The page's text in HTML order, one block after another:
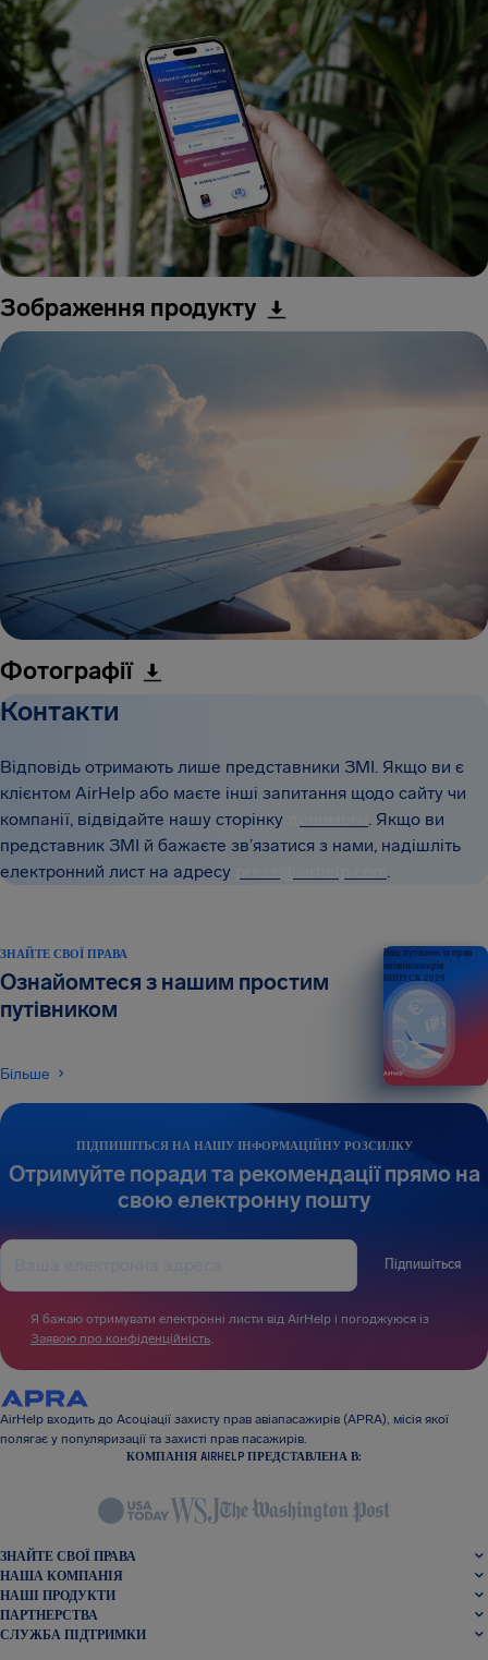
Зображення продукту
Фотографії
Контакти
Відповідь отримають лише представники ЗМІ. Якщо ви є
клієнтом AirHelp або маєте інші запитання щодо сайту чи
компанії, відвідайте нашу сторінку
. Якщо ви
представник ЗМІ й бажаєте зв’язатися з нами, надішліть
електронний лист на адресу
.
ПІДПИШІТЬСЯ НА НАШУ ІНФОРМАЦІЙНУ РОЗСИЛКУ
Отримуйте поради та рекомендації прямо на
свою електронну пошту
Підпишіться
Я бажаю отримувати електронні листи від AirHelp і погоджуюся із
Заявою про конфіденційність.
ЗНАЙТЕ СВОЇ ПРАВА
Ознайомтеся з нашим простим
путівником
Більше
Ваш путівник із прав
авіапасажирів
ВИПУСК 2026
AirHelp входить до Асоціації захисту прав авіапасажирів (APRA), місія якої
полягає у популяризації та захисті прав пасажирів.
КОМПАНІЯ AIRHELP ПРЕДСТАВЛЕНА В:
ЗНАЙТЕ СВОЇ ПРАВА
НАША КОМПАНІЯ
НАШІ ПРОДУКТИ
ПАРТНЕРСТВА
СЛУЖБА ПІДТРИМКИ